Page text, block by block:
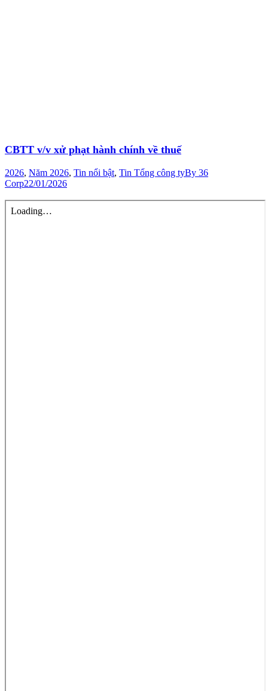
CBTT v/v xử phạt hành chính về thuế
2026, Năm 2026, Tin nổi bật, Tin Tổng công tyBy 36
Corp22/01/2026